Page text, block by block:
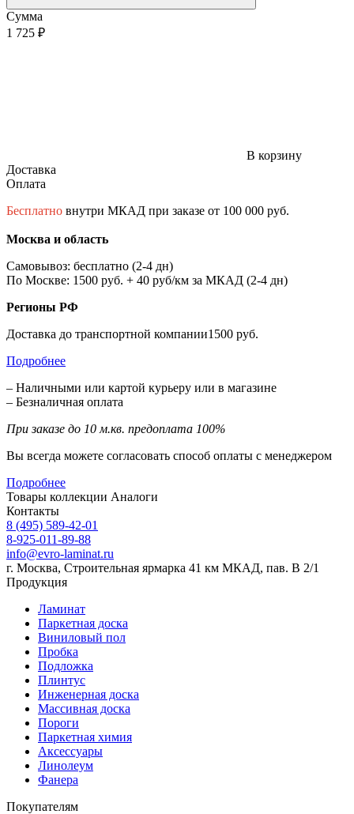
Сумма
1 725 ₽
В корзину
Доставка
Оплата
Бесплатно внутри МКАД при заказе от 100 000 руб.
Москва и область
Самовывоз: бесплатно (2-4 дн)
По Москве: 1500 руб. + 40 руб/км за МКАД (2-4 дн)
Регионы РФ
Доставка до транспортной компании1500 руб.
Подробнее
– Наличными или картой курьеру или в магазине
– Безналичная оплата
При заказе до 10 м.кв. предоплата 100%
Вы всегда можете согласовать способ оплаты с менеджером
Подробнее
Товары коллекции Аналоги
Контакты
8 (495) 589-42-01
8-925-011-89-88
info@evro-laminat.ru
г. Москва, Строительная ярмарка 41 км МКАД, пав. В 2/1
Продукция
Ламинат
Паркетная доска
Виниловый пол
Пробка
Подложка
Плинтус
Инженерная доска
Массивная доска
Пороги
Паркетная химия
Аксессуары
Линолеум
Фанера
Покупателям